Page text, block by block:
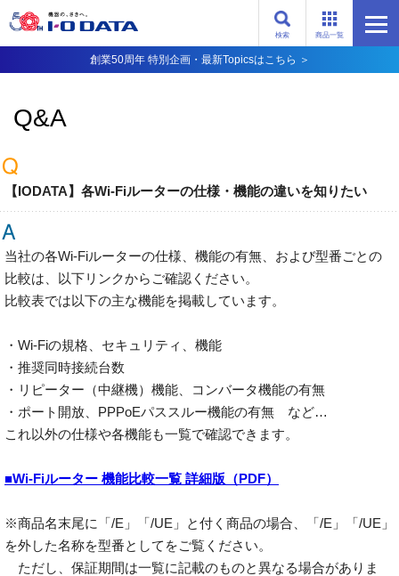
商品一覧
検索
創業50周年 特別企画・最新Topicsはこちら ＞
Q&A
【IODATA】各Wi-Fiルーターの仕様・機能の違いを知りたい
当社の各Wi-Fiルーターの仕様、機能の有無、および型番ごとの
比較は、以下リンクからご確認ください。
比較表では以下の主な機能を掲載しています。
・Wi-Fiの規格、セキュリティ、機能
・推奨同時接続台数
・リピーター（中継機）機能、コンバータ機能の有無
・ポート開放、PPPoEパススルー機能の有無 など…
これ以外の仕様や各機能も一覧で確認できます。
■Wi-Fiルーター 機能比較一覧 詳細版（PDF）
※商品名末尾に「/E」「/UE」と付く商品の場合、「/E」「/UE」
を外した名称を型番としてをご覧ください。
ただし、保証期間は一覧に記載のものと異なる場合がありま